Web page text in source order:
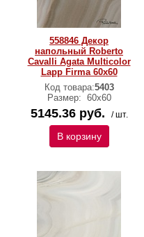
558846 Декор
напольный Roberto
Cavalli Agata Multicolor
Lapp Firma 60x60
Код товара:5403
Размер: 60х60
5145.36 руб. / шт.
В корзину